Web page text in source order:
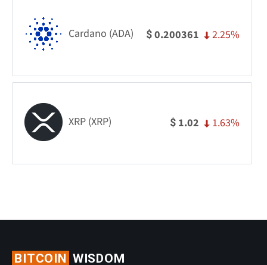
Cardano (ADA) $0.200361 2.25%
XRP (XRP) $ 1.02 1.63%
BITCOIN WISDOM